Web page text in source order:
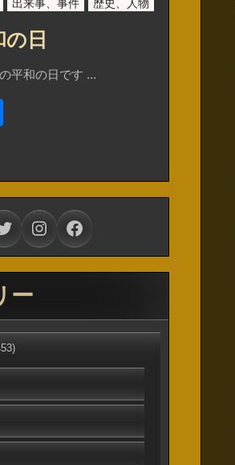
出来事、事件 歴史、人物
日
平和の日です ...
InstagramFacebook
ー